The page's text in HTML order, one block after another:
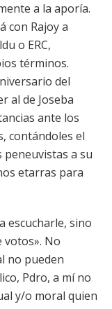
a la aporía.
con Rajoy a
o ERC,
términos.
del
al de Joseba
ante los
contándoles el
a su
etarras para
escucharle, sino
votos». No
no pueden
Pdro, a mí no
y/o moral quien